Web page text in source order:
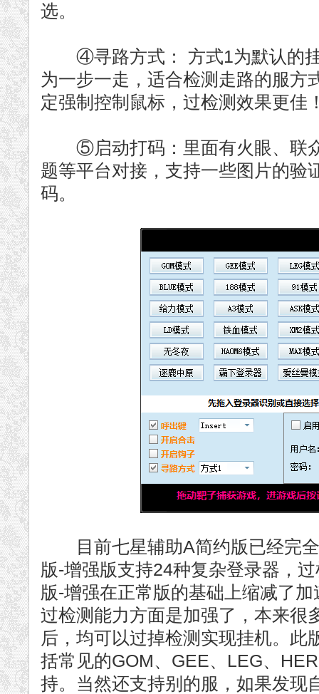
选。
④寻路方式： 方式1为默认的挂
为一步一走，适合检测走路的服方
定强制控制鼠标，过检测效果更佳
⑤启动打码：里面有火眼、联众
题等平台对接，支持一些图片的验
码。
目前七星辅助A简约版已经完全
版-增强版支持24种复杂登录器，
版-增强在正常版的基础上缩减了
过检测能力方面是加强了，本来很
后，均可以过掉检测实现挂机。此
括常见的GOM、GEE、LEG、
持。当然还支持别的服，如果发现